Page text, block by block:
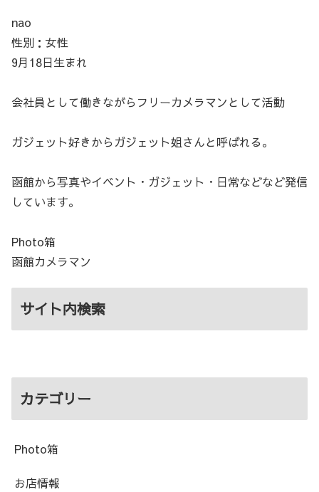
nao
性別：女性
9月18日生まれ
会社員として働きながらフリーカメラマンとして活動
ガジェット好きからガジェット姐さんと呼ばれる。
函館から写真やイベント・ガジェット・日常などなど発信
しています。
Photo箱
函館カメラマン
サイト内検索
カテゴリー
Photo箱
お店情報